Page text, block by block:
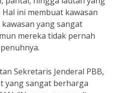
ini membuat kawasan
kawasan yang sangat
mereka tidak pernah
Sekretaris Jenderal PBB,
yang sangat berharga